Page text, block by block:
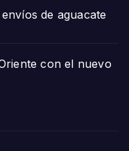
de aguacate
con el nuevo